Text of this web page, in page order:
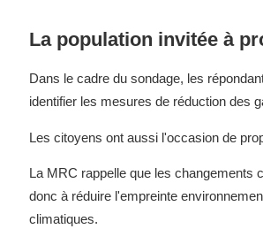
La population invitée à
Dans le cadre du sondage, les
identifier les mesures de réduction des
Les citoyens ont aussi l'occasion de
La MRC rappelle que les changements
donc à réduire l'empreinte
climatiques.